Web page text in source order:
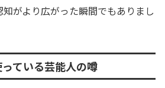
がより広がった瞬間でもありまし
ている芸能人の噂